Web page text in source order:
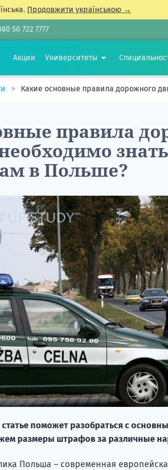
Продовжити українською →
50 722 7777
Акции Университеты
Какие основные правила дорожного
правила
знать
в Польше?
поможет разобраться с
размеры штрафов за различные
Польша – современная